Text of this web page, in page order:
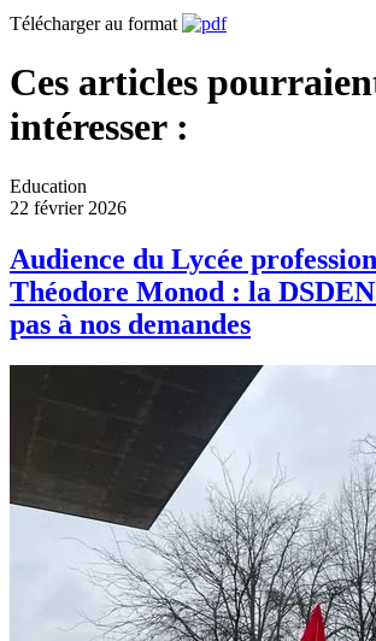
Télécharger au format
Ces articles
intéresser :
Education
22 février 2026
Audience du Lycée
Théodore Monod : la
pas à nos demandes